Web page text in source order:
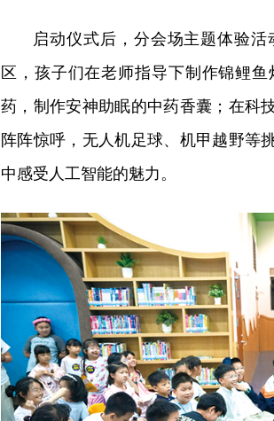
启动仪式后，分会场主题体验
区，孩子们在老师指导下制作锦鲤
药，制作安神助眠的中药香囊；在科
阵阵惊呼，无人机足球、机甲越野等
中感受人工智能的魅力。